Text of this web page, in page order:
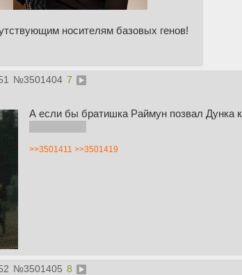
носителям базовых генов!
№3501404 7
А если бы братишка Раймун позвал Дунка
>>3501411 >>3501419
№3501405 8